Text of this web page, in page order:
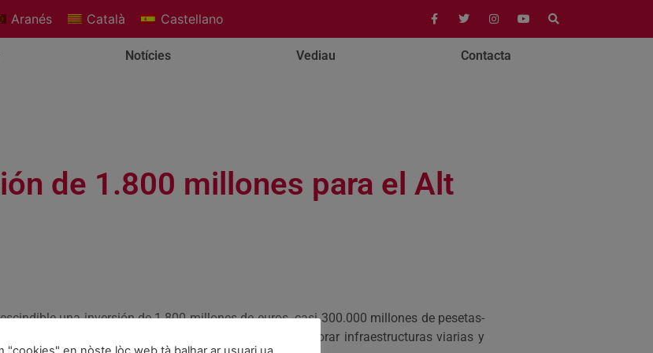
Aranés Català Castellano
Notícies Vediau Contacta
de 1.800 millones para el Alt
una inversión de 1.800 millones de euros -casi 300.000 millones de pesetas-
Pallars Jussà, Pallars Sobirà y Val d’Aran) para mejorar infraestructuras viarias y